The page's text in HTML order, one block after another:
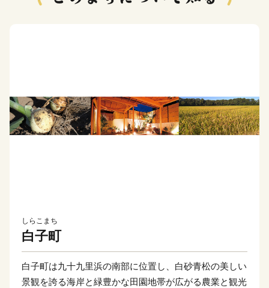
しらこまち
白子町
白子町は九十九里浜の南部に位置し、白砂青松の美しい
景観を誇る海岸と緑豊かな田園地帯が広がる農業と観光